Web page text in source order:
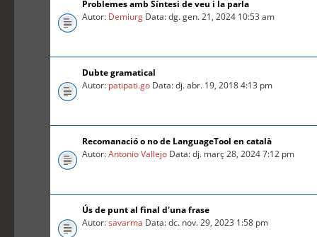
Problemes amb Síntesi de veu i la parla
Autor: Demiurg Data: dg. gen. 21, 2024 10:53 am
Dubte gramatical
Autor: patipati.go Data: dj. abr. 19, 2018 4:13 pm
Recomanació o no de LanguageTool en català
Autor:Antonio Vallejo Data: dj. març 28, 2024 7:12 pm
Ús de punt al final d'una frase
Autor:savarma Data: dc. nov. 29, 2023 1:58 pm